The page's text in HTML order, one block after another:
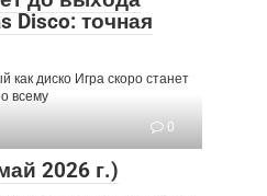
Disco: точная
как диско Игра скоро станет
всему
0
2026 г.)